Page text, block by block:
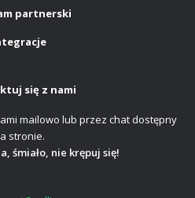
partnerski
się z nami
mailowo lub przez chat dostępny
stronie.
śmiało, nie krępuj się!